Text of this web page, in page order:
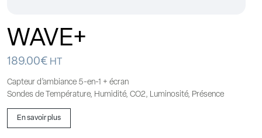
WAVE+
189.00€ HT
Capteur d’ambiance 5-en-1 + écran
Sondes de Température, Humidité, CO2, Luminosité, Présence
En savoir plus